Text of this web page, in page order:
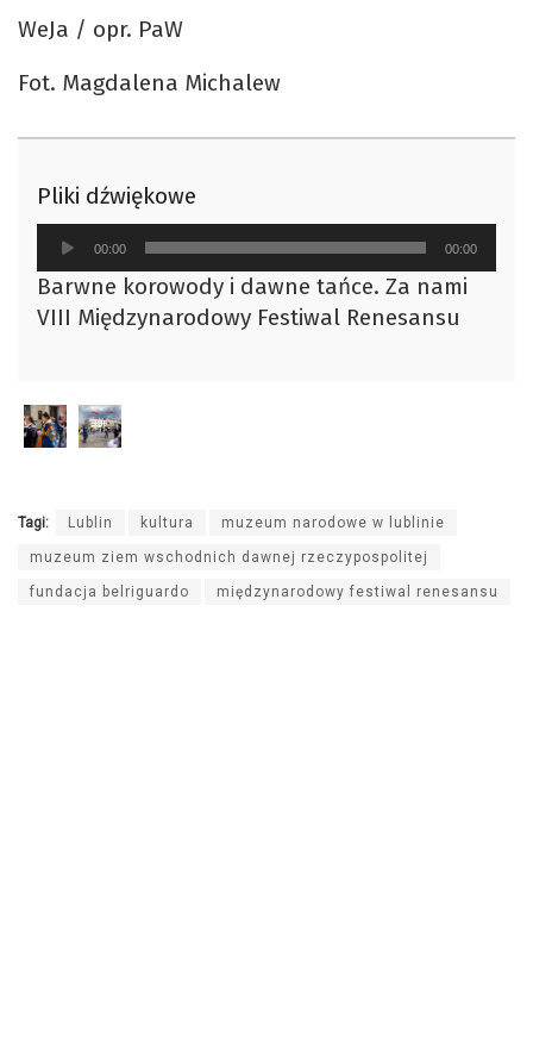
WeJa / opr. PaW
Fot. Magdalena Michalew
Pliki dźwiękowe
Odtwarzacz
plików
dźwiękowych
00:00 00:00
Barwne korowody i dawne tańce. Za nami
VIII Międzynarodowy Festiwal Renesansu
Tagi: Lublin kultura muzeum narodowe w lublinie
muzeum ziem wschodnich dawnej rzeczypospolitej
fundacja belriguardo międzynarodowy festiwal renesansu